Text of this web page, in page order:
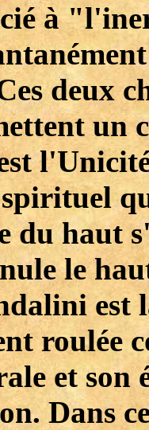
à
deux
un
du haut
le
est
roulée
et son
Dans